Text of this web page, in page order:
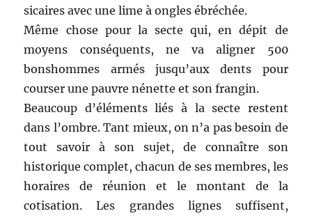
sicaires avec une lime à ongles ébréchée.
Même chose pour la secte qui, en dépit de
moyens conséquents, ne va aligner 500
bonshommes armés jusqu’aux dents pour
courser une pauvre nénette et son frangin.
Beaucoup d’éléments liés à la secte restent
dans l’ombre. Tant mieux, on n’a pas besoin de
tout savoir à son sujet, de connaître son
historique complet, chacun de ses membres, les
horaires de réunion et le montant de la
cotisation. Les grandes lignes suffisent,